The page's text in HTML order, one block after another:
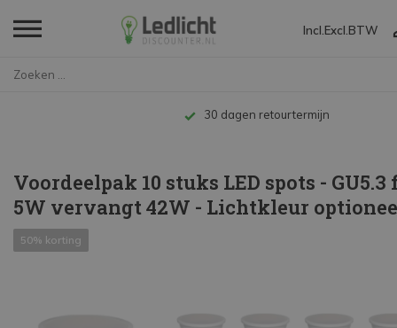
Incl. Excl. BTW
Tot 10 jaar garantie
Voordeelpak 10 stuks LED spots -
5W vervangt 42W - Lichtkleur
50% korting